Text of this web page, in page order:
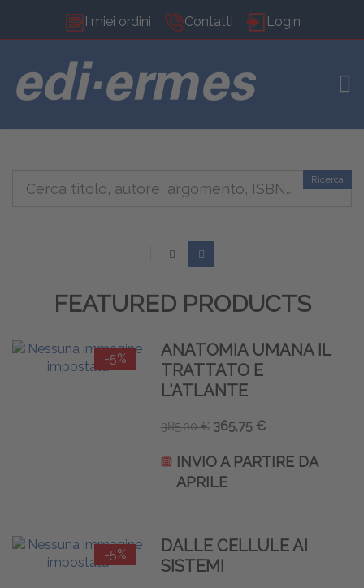
I miei ordini Contatti Login
Ricerca
FEATURED PRODUCTS
-5%
ANATOMIA UMANA IL
TRATTATO E
L'ATLANTE
385,00 € 365,75 €
INVIO A PARTIRE DA
APRILE
-5%
DALLE CELLULE AI
SISTEMI